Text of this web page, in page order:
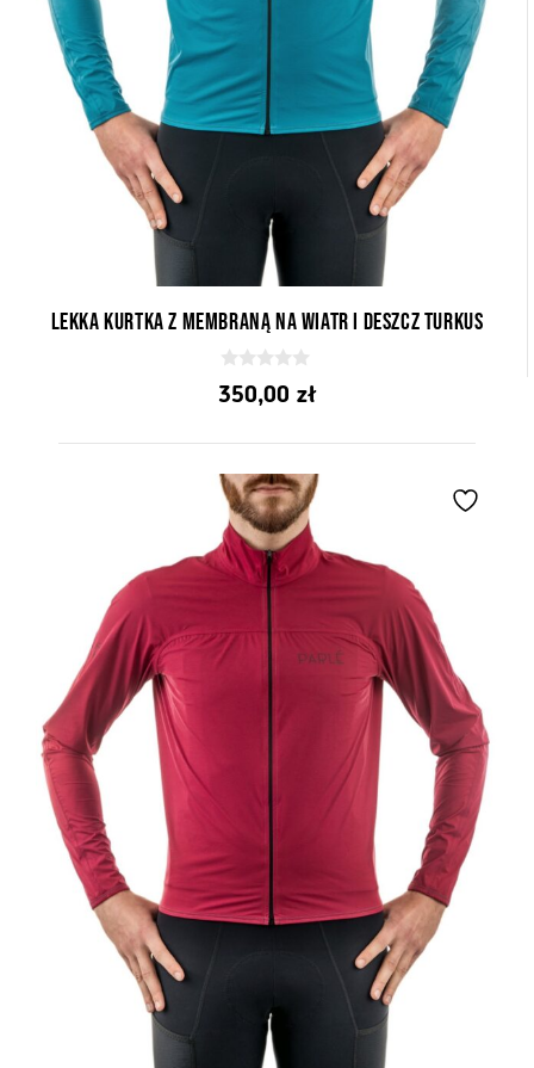
Lekka kurtka z membraną na wiatr i deszcz Turkus
0
z
350,00 zł